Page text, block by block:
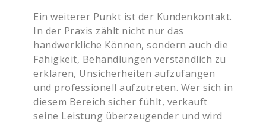
Ein weiterer Punkt ist der Kundenkontakt.
In der Praxis zählt nicht nur das
handwerkliche Können, sondern auch die
Fähigkeit, Behandlungen verständlich zu
erklären, Unsicherheiten aufzufangen
und professionell aufzutreten. Wer sich in
diesem Bereich sicher fühlt, verkauft
seine Leistung überzeugender und wird